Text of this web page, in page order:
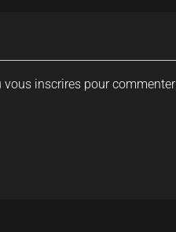
inscrires pour commenter